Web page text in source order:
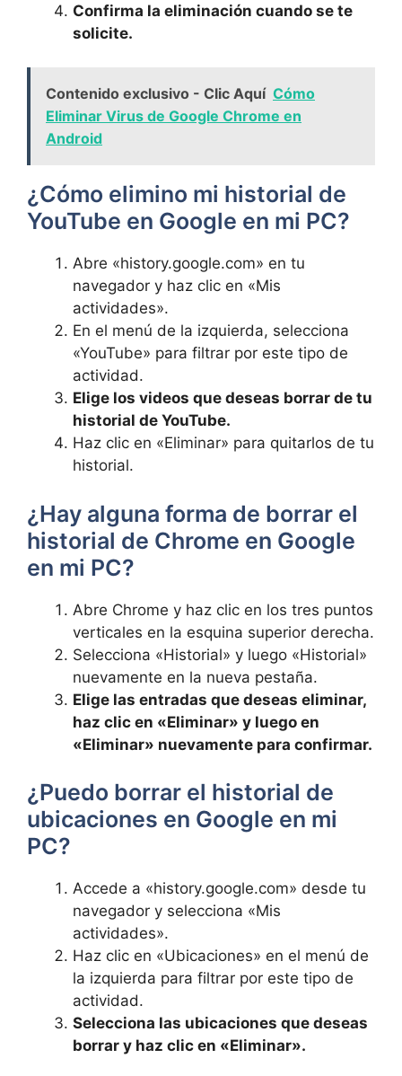
Confirma la eliminación cuando se te
solicite.
Contenido exclusivo - Clic Aquí Cómo
Eliminar Virus de Google Chrome en
Android
¿Cómo elimino mi historial de
YouTube en Google en mi PC?
Abre «history.google.com» en tu
navegador y haz clic en «Mis
actividades».
En el menú de la izquierda, selecciona
«YouTube» para filtrar por este tipo de
actividad.
Elige los videos que deseas borrar de tu
historial de YouTube.
Haz clic en «Eliminar» para quitarlos de tu
historial.
¿Hay alguna forma de borrar el
historial de Chrome en Google
en mi PC?
Abre Chrome y haz clic en los tres puntos
verticales en la esquina superior derecha.
Selecciona «Historial» y luego «Historial»
nuevamente en la nueva pestaña.
Elige las entradas que deseas eliminar,
haz clic en «Eliminar» y luego en
«Eliminar» nuevamente para confirmar.
¿Puedo borrar el historial de
ubicaciones en Google en mi
PC?
Accede a «history.google.com» desde tu
navegador y selecciona «Mis
actividades».
Haz clic en «Ubicaciones» en el menú de
la izquierda para filtrar por este tipo de
actividad.
Selecciona las ubicaciones que deseas
borrar y haz clic en «Eliminar».